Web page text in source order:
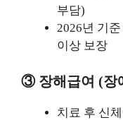
부담)
2026년 기준
이상 보장
③ 장해급여 (장
치료 후 신